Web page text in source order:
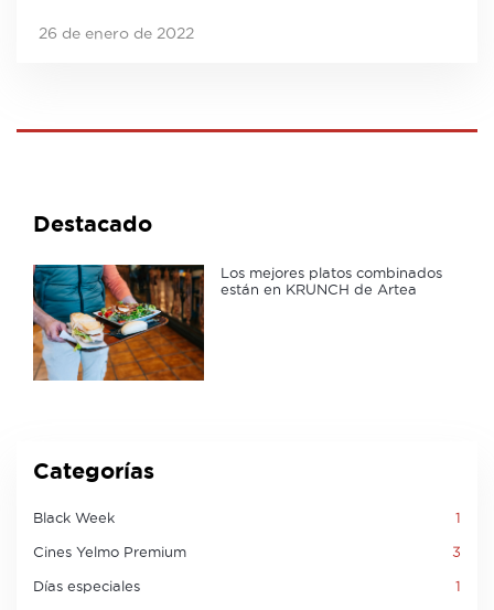
26 de enero de 2022
Destacado
Los mejores platos combinados
están en KRUNCH de Artea
Categorías
Black Week 1
Cines Yelmo Premium 3
Días especiales 1